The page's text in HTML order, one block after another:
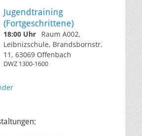
Jugendtraining
(Fortgeschrittene)
18:00 Uhr
Raum A002,
Leibnizschule, Brandsbornstr.
11, 63069 Offenbach
DWZ 1300-1600